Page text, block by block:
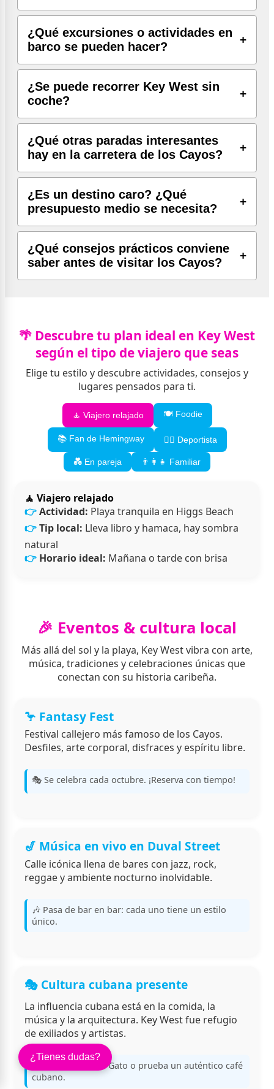
¿Qué excursiones o actividades en
barco se pueden hacer?
¿Se puede recorrer Key West sin
coche?
¿Qué otras paradas interesantes
hay en la carretera de los Cayos?
¿Es un destino caro? ¿Qué
presupuesto medio se necesita?
¿Qué consejos prácticos conviene
saber antes de visitar los Cayos?
🌴 Descubre tu plan ideal en Key West
según el tipo de viajero que seas
Elige tu estilo y descubre actividades, consejos y
lugares pensados para ti.
🧘 Viajero relajado 🍽️ Foodie
📚 Fan de Hemingway 🚴‍♂️ Deportista
💑 En pareja 👨‍👩‍👧 Familiar
🧘 Viajero relajado
Actividad: Playa tranquila en Higgs Beach
Tip local: Lleva libro y hamaca, hay sombra
natural
Horario ideal: Mañana o tarde con brisa
🎉 Eventos & cultura local
Más allá del sol y la playa, Key West vibra con arte,
música, tradiciones y celebraciones únicas que
conectan con su historia caribeña.
🦩 Fantasy Fest
Festival callejero más famoso de los Cayos.
Desfiles, arte corporal, disfraces y espíritu libre.
🎭 Se celebra cada octubre. ¡Reserva con tiempo!
🎷 Música en vivo en Duval Street
Calle icónica llena de bares con jazz, rock,
reggae y ambiente nocturno inolvidable.
🎶 Pasa de bar en bar: cada uno tiene un estilo
único.
🎭 Cultura cubana presente
La influencia cubana está en la comida, la
música y la arquitectura. Key West fue refugio
de exiliados y artistas.
🇨🇺 Visita la Casa Gato o prueba un auténtico café
cubano.
¿Tienes dudas?